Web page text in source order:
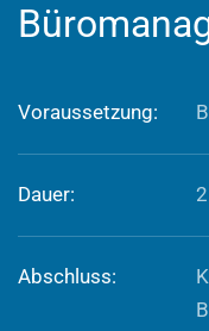
Voraussetzung:
Dauer:
Abschluss: